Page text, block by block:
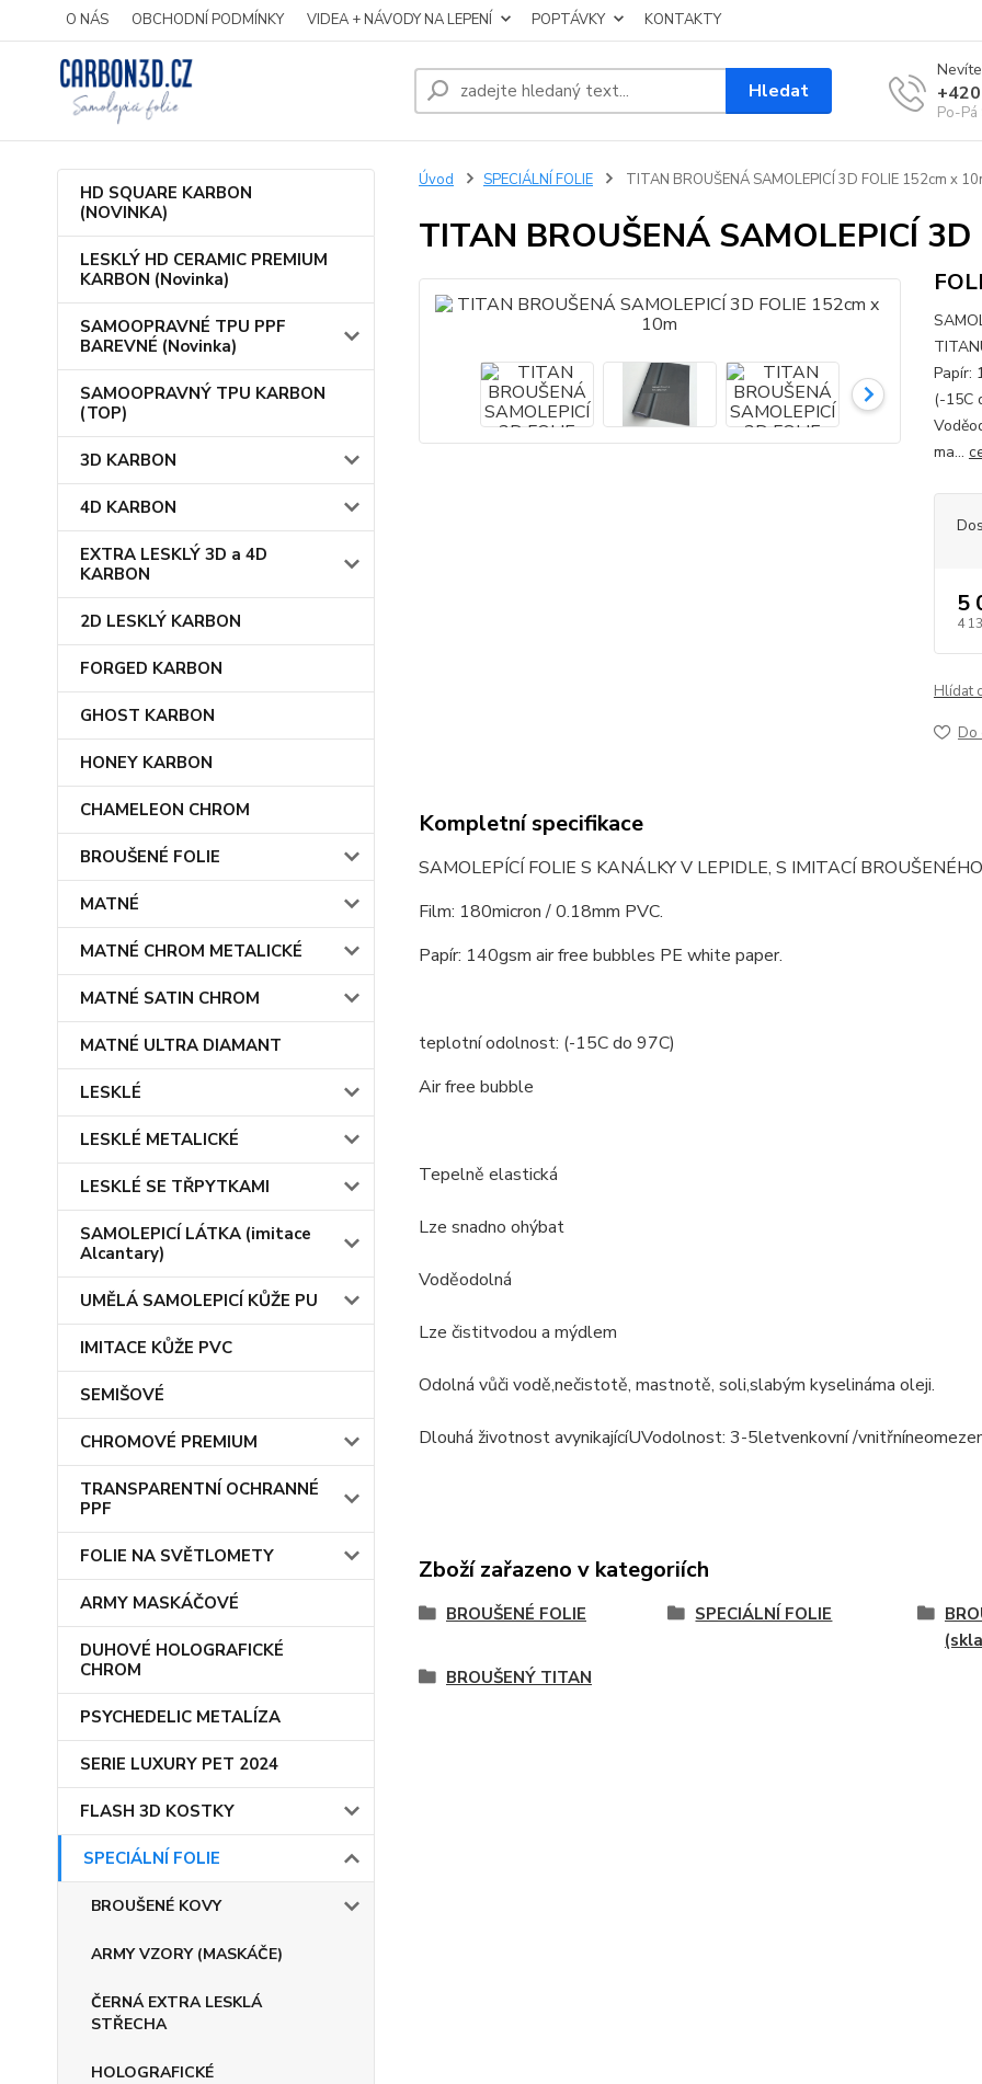
O NÁS OBCHODNÍ PODMÍNKY VIDEA + NÁVODY NA LEPENÍ POPTÁVKY KONTAKTY
Hledat
Po-
HD SQUARE KARBON
(NOVINKA)
LESKLÝ HD CERAMIC PREMIUM
KARBON (Novinka)
SAMOOPRAVNÉ TPU PPF
BAREVNÉ (Novinka)
SAMOOPRAVNÝ TPU KARBON
(TOP)
3D KARBON
4D KARBON
EXTRA LESKLÝ 3D a 4D
KARBON
2D LESKLÝ KARBON
FORGED KARBON
GHOST KARBON
HONEY KARBON
CHAMELEON CHROM
BROUŠENÉ FOLIE
MATNÉ
MATNÉ CHROM METALICKÉ
MATNÉ SATIN CHROM
MATNÉ ULTRA DIAMANT
LESKLÉ
LESKLÉ METALICKÉ
LESKLÉ SE TŘPYTKAMI
SAMOLEPICÍ LÁTKA (imitace
Alcantary)
UMĚLÁ SAMOLEPICÍ KŮŽE PU
IMITACE KŮŽE PVC
SEMIŠOVÉ
CHROMOVÉ PREMIUM
TRANSPARENTNÍ OCHRANNÉ
PPF
FOLIE NA SVĚTLOMETY
ARMY MASKÁČOVÉ
DUHOVÉ HOLOGRAFICKÉ
CHROM
PSYCHEDELIC METALÍZA
SERIE LUXURY PET 2024
FLASH 3D KOSTKY
SPECIÁLNÍ FOLIE
BROUŠENÉ KOVY
ARMY VZORY (MASKÁČE)
ČERNÁ EXTRA LESKLÁ
STŘECHA
HOLOGRAFICKÉ
Úvod SPECIÁLNÍ FOLIE TITAN BROUŠENÁ SAMOLEPICÍ 3D FOLIE 152cm x
TITAN BROUŠENÁ SAMOLEPICÍ
Papír:
(-15C
ma...
5
4
Hlídat
Do
Kompletní specifikace
SAMOLEPÍCÍ FOLIE S KANÁLKY V LEPIDLE, S IMITACÍ
Film: 180micron / 0.18mm PVC.
Papír: 140gsm air free bubbles PE white paper.
teplotní odolnost: (-15C do 97C)
Air free bubble
Tepelně elastická
Lze snadno ohýbat
Voděodolná
Lze čistitvodou a mýdlem
Odolná vůči vodě,nečistotě, mastnotě, soli,slabým kyselináma oleji.
Dlouhá životnost avynikajícíUVodolnost: 3-5letvenkovní /vnitřní
Zboží zařazeno v kategoriích
BROUŠENÉ FOLIE SPECIÁLNÍ FOLIE
BROUŠENÝ TITAN